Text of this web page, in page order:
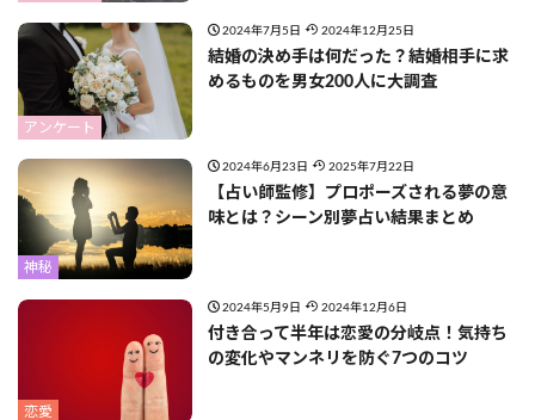
アンケート
2024年7月5日 2024年12月25日
結婚の決め手は何だった？結婚相手に求
めるものを男女200人に大調査
神秘
2024年6月23日 2025年7月22日
【占い師監修】プロポーズされる夢の意
味とは？シーン別夢占い結果まとめ
恋愛
2024年5月9日 2024年12月6日
付き合って半年は恋愛の分岐点！気持ち
の変化やマンネリを防ぐ7つのコツ